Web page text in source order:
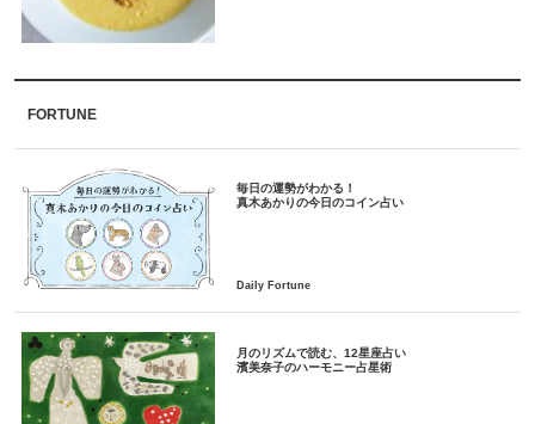
FORTUNE
毎日の運勢がわかる！
月のリズムで読む、12星座占い